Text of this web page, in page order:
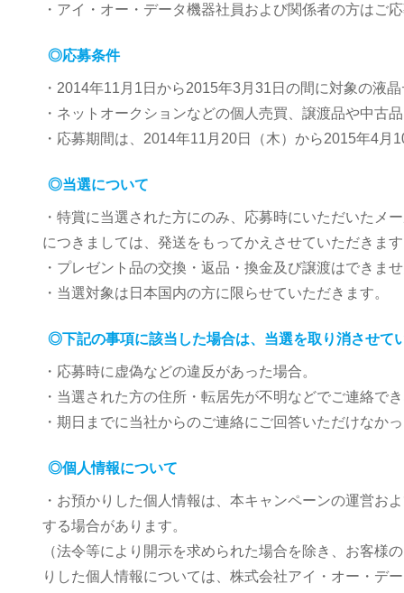
・アイ・オー・データ機器社員および関係者の方はご
◎応募条件
・2014年11月1日から2015年3月31日の間に対象の液
・ネットオークションなどの個人売買、譲渡品や中古
・応募期間は、2014年11月20日（木）から2015年4月
◎当選について
・特賞に当選された方にのみ、応募時にいただいたメ
につきましては、発送をもってかえさせていただきま
・プレゼント品の交換・返品・換金及び譲渡はできま
・当選対象は日本国内の方に限らせていただきます。
◎下記の事項に該当した場合は、当選を取り消させて
・応募時に虚偽などの違反があった場合。
・当選された方の住所・転居先が不明などでご連絡で
・期日までに当社からのご連絡にご回答いただけなか
◎個人情報について
・お預かりした個人情報は、本キャンペーンの運営お
する場合があります。
（法令等により開示を求められた場合を除き、お客様
りした個人情報については、株式会社アイ・オー・デ